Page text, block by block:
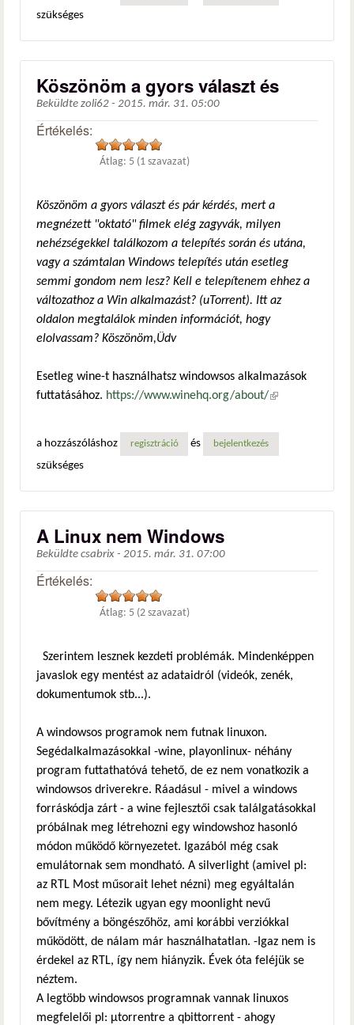
szükséges
Köszönöm a gyors választ és
Beküldte zoli62 - 2015. már. 31. 05:00
Értékelés:
Átlag: 5 (1 szavazat)
Köszönöm a gyors választ és pár kérdés, mert a
megnézett "oktató" filmek elég zagyvák, milyen
nehézségekkel találkozom a telepítés során és utána,
vagy a számtalan Windows telepítés után esetleg
semmi gondom nem lesz? Kell e telepítenem ehhez a
változathoz a Win alkalmazást? (uTorrent). Itt az
oldalon megtalálok minden információt, hogy
elolvassam? Köszönöm,Üdv
Esetleg wine-t használhatsz windowsos alkalmazások
futtatásához. https://www.winehq.org/about/(külső
a hozzászóláshoz regisztráció és bejelentkezés
szükséges
A Linux nem Windows
Beküldte csabrix - 2015. már. 31. 07:00
Értékelés:
Átlag: 5 (2 szavazat)
Szerintem lesznek kezdeti problémák. Mindenképpen
javaslok egy mentést az adataidról (videók, zenék,
dokumentumok stb...).
A windowsos programok nem futnak linuxon.
Segédalkalmazásokkal -wine, playonlinux- néhány
program futtathatóvá tehető, de ez nem vonatkozik a
windowsos driverekre. Ráadásul - mivel a windows
forráskódja zárt - a wine fejlesztői csak találgatásokkal
próbálnak meg létrehozni egy windowshoz hasonló
módon működő környezetet. Igazából még csak
emulátornak sem mondható. A silverlight (amivel pl:
az RTL Most műsorait lehet nézni) meg egyáltalán
nem megy. Létezik ugyan egy moonlight nevű
bővítmény a böngészőhöz, ami korábbi verziókkal
működött, de nálam már használhatatlan. -Igaz nem is
érdekel az RTL, így nem hiányzik. Évek óta feléjük se
néztem.
A legtöbb windowsos programnak vannak linuxos
megfelelői pl: μtorrentre a qbittorrent - ahogy